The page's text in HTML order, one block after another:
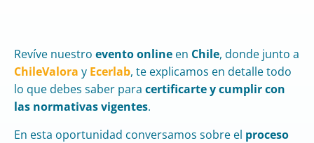
Revíve nuestro evento online en Chile, donde junto a
ChileValora y Ecerlab, te explicamos en detalle todo
lo que debes saber para certificarte y cumplir con
las normativas vigentes.
En esta oportunidad conversamos sobre el proceso